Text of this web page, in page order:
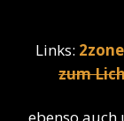
Links:
zum